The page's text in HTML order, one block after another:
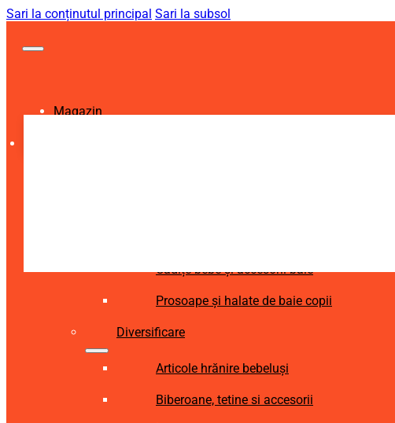
Sari la conținutul principal Sari la subsol
Magazin
Cădițe bebe și accesorii baie
Prosoape și halate de baie copii
Diversificare
Articole hrănire bebeluși
Biberoane, tetine si accesorii